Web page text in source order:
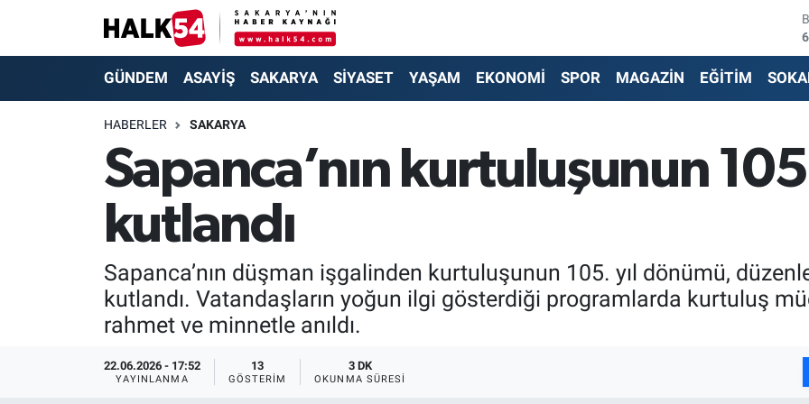
GÜNDEM ASAYİŞ SAKARYA SİYASET YAŞAM EKONOMİ SPOR MAGAZİN EĞİTİM
HABERLER SAKARYA
Sapanca’nın kurtuluşunun
kutlandı
Sapanca’nın düşman işgalinden kurtuluşunun 105. yıl dönümü,
kutlandı. Vatandaşların yoğun ilgi gösterdiği programlarda kurtuluş
rahmet ve minnetle anıldı.
22.06.2026 - 17:52
YAYINLANMA
13
GÖSTERIM
3 DK
OKUNMA SÜRESI
GÜNDEM
SAKARYA
EKONOMİ
Adapazarı Nöbetçi Eczaneler
Adapazarı Trafik Yoğunluk Haritası
Süper Lig Puan Durumu ve Fikstür
Son Dakika Haberleri